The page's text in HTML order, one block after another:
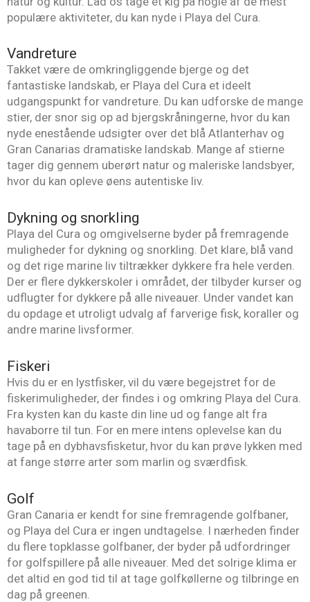
populære aktiviteter, du kan nyde i Playa del Cura.
Vandreture
Takket være de omkringliggende bjerge og det
fantastiske landskab, er Playa del Cura et ideelt
udgangspunkt for vandreture. Du kan udforske de mange
stier, der snor sig op ad bjergskråningerne, hvor du kan
nyde enestående udsigter over det blå Atlanterhav og
Gran Canarias dramatiske landskab. Mange af stierne
tager dig gennem uberørt natur og maleriske landsbyer,
hvor du kan opleve øens autentiske liv.
Dykning og snorkling
Playa del Cura og omgivelserne byder på fremragende
muligheder for dykning og snorkling. Det klare, blå vand
og det rige marine liv tiltrækker dykkere fra hele verden.
Der er flere dykkerskoler i området, der tilbyder kurser og
udflugter for dykkere på alle niveauer. Under vandet kan
du opdage et utroligt udvalg af farverige fisk, koraller og
andre marine livsformer.
Fiskeri
Hvis du er en lystfisker, vil du være begejstret for de
fiskerimuligheder, der findes i og omkring Playa del Cura.
Fra kysten kan du kaste din line ud og fange alt fra
havaborre til tun. For en mere intens oplevelse kan du
tage på en dybhavsfisketur, hvor du kan prøve lykken med
at fange større arter som marlin og sværdfisk.
Golf
Gran Canaria er kendt for sine fremragende golfbaner,
og Playa del Cura er ingen undtagelse. I nærheden finder
du flere topklasse golfbaner, der byder på udfordringer
for golfspillere på alle niveauer. Med det solrige klima er
det altid en god tid til at tage golfkøllerne og tilbringe en
dag på greenen.